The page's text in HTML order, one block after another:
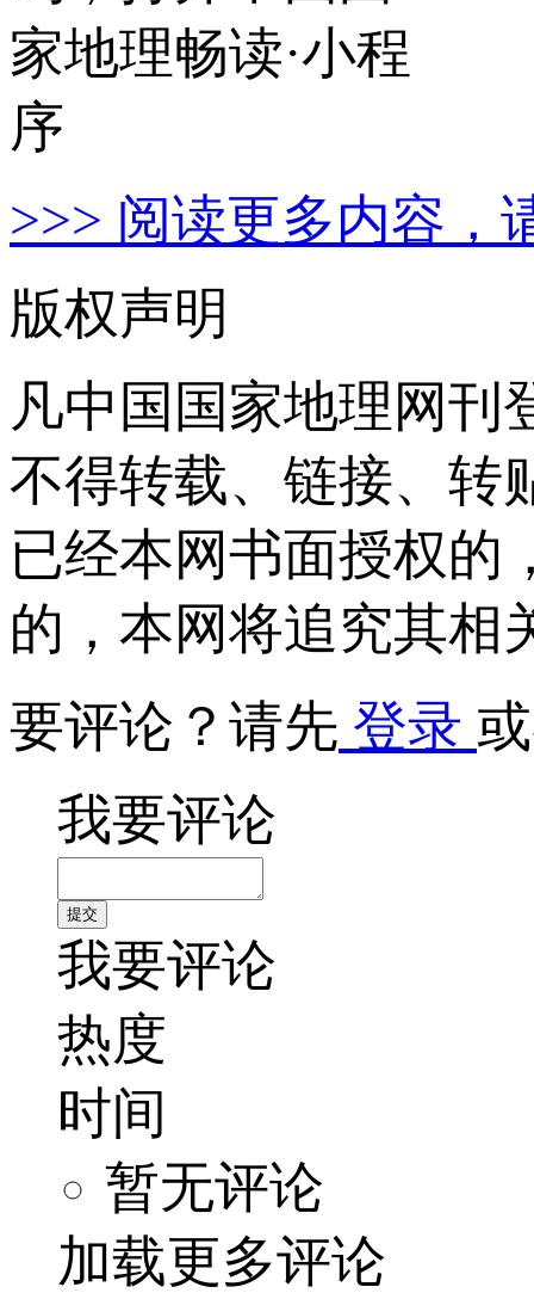
>>> 阅读更多内容，
版权声明
凡中国国家地理网刊
不得转载、链接、转
已经本网书面授权的
的，本网将追究其相
要评论？请先 登录
我要评论
我要评论
热度
时间
暂无评论
加载更多评论